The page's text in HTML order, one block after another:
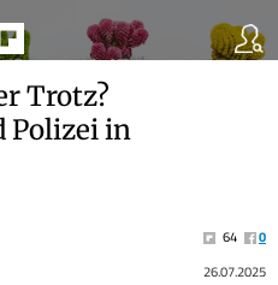
Trotz?
Polizei in
64
0
26.07.2025